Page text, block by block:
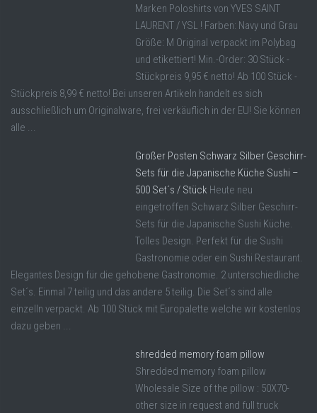
Marken Poloshirts von YVES SAINT
LAURENT / YSL ! Farben: Navy und Grau
Größe: M Original verpackt im Polybag
und etikettiert! Min.-Order: 30 Stück -
Stückpreis 9,95 € netto! Ab 100 Stück -
Stückpreis 8,99 € netto! Bei unseren Artikeln handelt es sich
ausschließlich um Originalware, frei verkäuflich in der EU! Sie können
alle ...
Großer Posten Schwarz Silber Geschirr-
Sets für die Japanische Küche Sushi –
500 Set´s / Stück Heute neu
eingetroffen Schwarz Silber Geschirr-
Sets für die Japanische Sushi Küche.
Tolles Design. Perfekt für die Sushi
Gastronomie oder ein Sushi Restaurant.
Elegantes Design für die gehobene Gastronomie. 2 unterschiedliche
Set´s. Einmal 7 teilig und das andere 5 teilig. Die Set´s sind alle
einzelln verpackt. Ab 100 Stück mit Europalette welche wir kostenlos
dazu geben ...
shredded memory foam pillow
Shredded memory foam pillow
Wholesale Size of the pillow : 50X70-
other size in request and full truck